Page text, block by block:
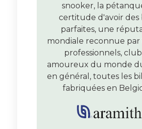
snooker, la
certitude d'avoir des
parfaites, une
mondiale reconnue par
professionnels,
amoureux du monde
en général, toutes les
fabriquées en